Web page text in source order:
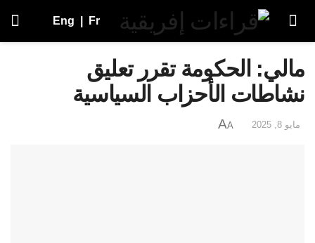
Eng Fr
مالي: الحكومة تقرر تعليق
نشاطات الأحزاب السياسية
مايو 8, 2025 A
A